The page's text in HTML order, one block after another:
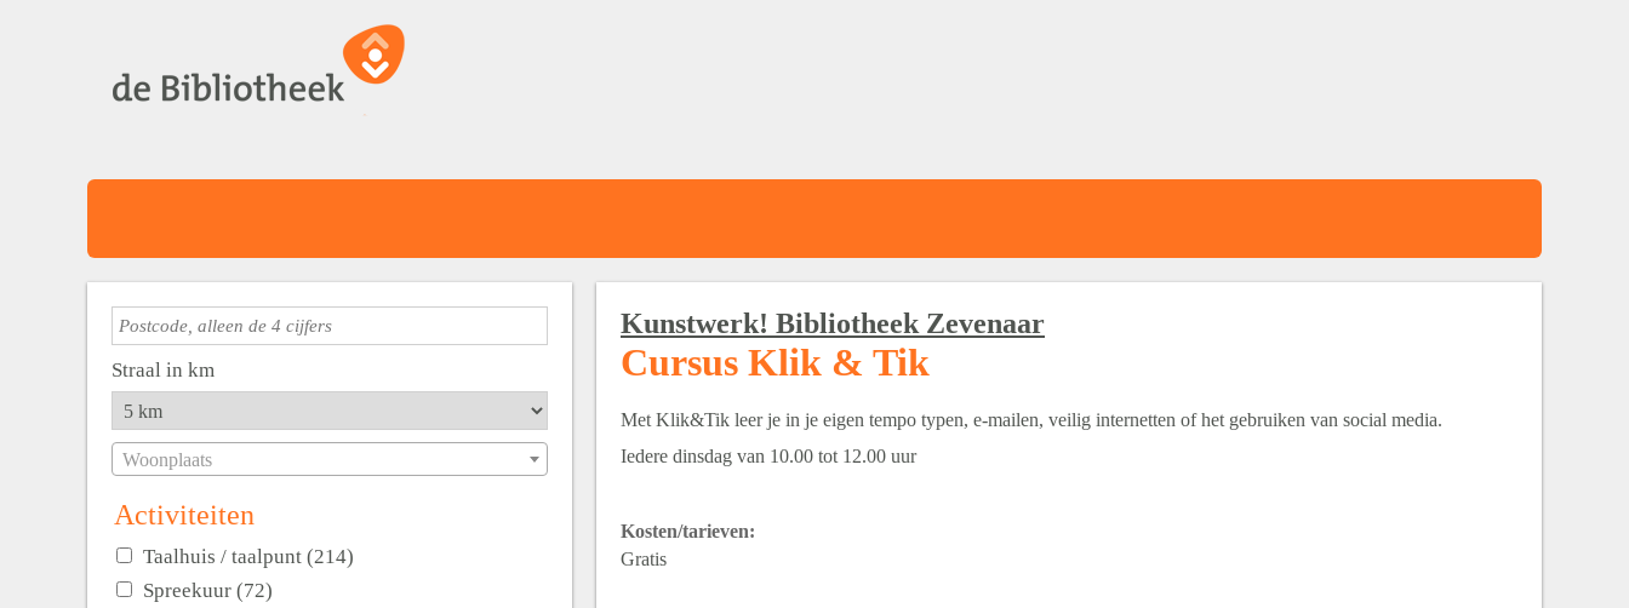
Straal in km
Woonplaats
Activiteiten
Taalhuis / taalpunt (214)
Spreekuur (72)
Kunstwerk! Bibliotheek Zevenaar
Cursus Klik & Tik
Met Klik&Tik leer je in je eigen tempo typen, e-mailen, veilig internetten of het gebruiken van social media.
Iedere dinsdag van 10.00 tot 12.00 uur
Kosten/tarieven:
Gratis